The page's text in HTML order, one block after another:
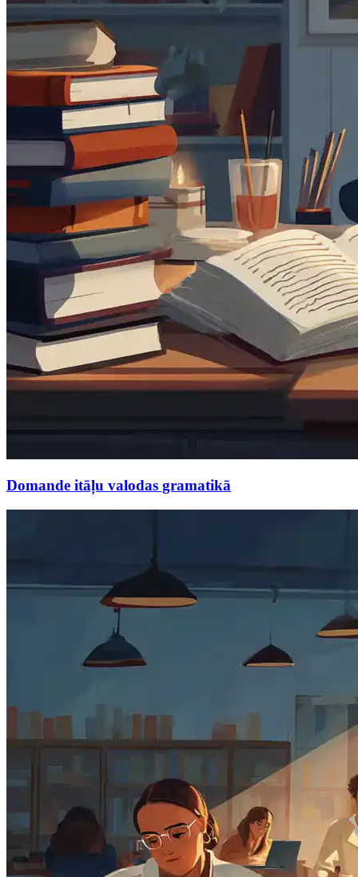
Domande itāļu valodas gramatikā